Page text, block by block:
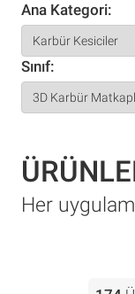
Ana Kategori:
Sınıf:
Her